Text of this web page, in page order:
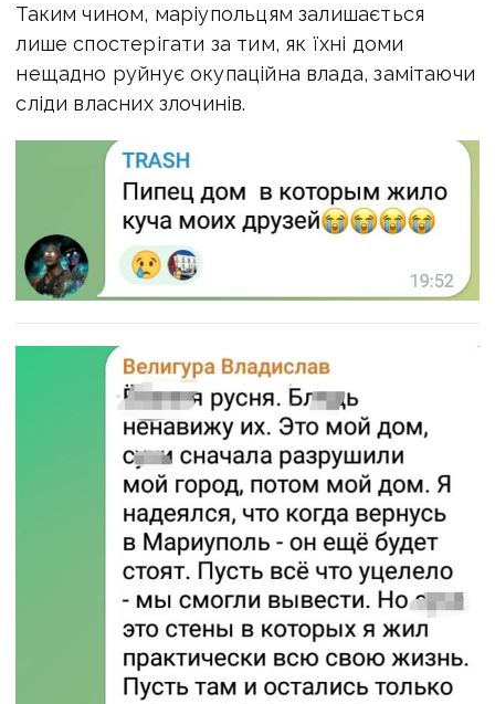
Таким чином, маріупольцям залишається
лише спостерігати за тим, як їхні доми
нещадно руйнує окупаційна влада, замітаючи
сліди власних злочинів.